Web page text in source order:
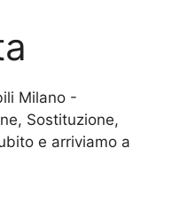
Milano -
Sostituzione,
e arriviamo a